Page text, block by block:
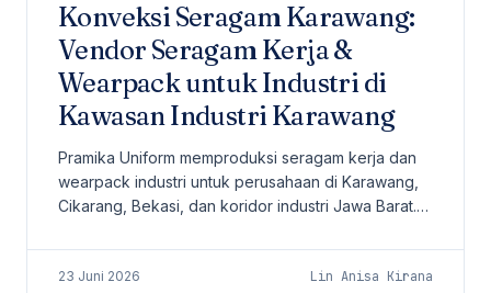
Konveksi Seragam Karawang:
Vendor Seragam Kerja &
Wearpack untuk Industri di
Kawasan Industri Karawang
Pramika Uniform memproduksi seragam kerja dan
wearpack industri untuk perusahaan di Karawang,
Cikarang, Bekasi, dan koridor industri Jawa Barat.
23 Juni 2026 Lin Anisa Kirana